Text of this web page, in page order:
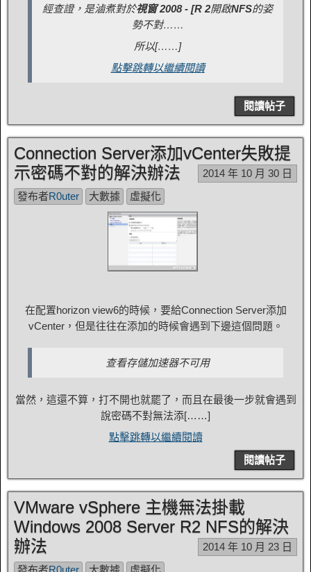
經查證，是滷煮對於視窗 2008 - [R 2開啟NFS的姿
勢不對……
所以[……]
點擊跳轉以繼續閱讀
閱讀帖子
Connection Server添加vCenter失敗提
示密碼不對的解決辦法
2014 年 10 月 30 日
發布者R0uter 大數據 虛擬化
在配置horizo​​n view6的時候，要給Connection Server添加
vCenter，但是往往在添加的時候會遇到下邊這個問題。
查看存儲加速器不可用
當然，這還不算，打不開也就罷了，而且在最後一步就會遇到
說密碼不對無法添[……]
點擊跳轉以繼續閱讀
閱讀帖子
VMware vSphere 主機無法掛載
Windows 2008 Server R2 NFS的解決
辦法
2014 年 10 月 23 日
發布者R0uter 大數據 虛擬化